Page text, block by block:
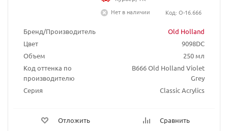
Бренд/Производитель
Old Holland
Цвет
9098DC
Объем
250 мл
Код оттенка по
производителю
B666 Old Holland Violet
Grey
Серия
Classic Acrylics
Отложить Сравнить
Нет в наличии
Код: O-16.666